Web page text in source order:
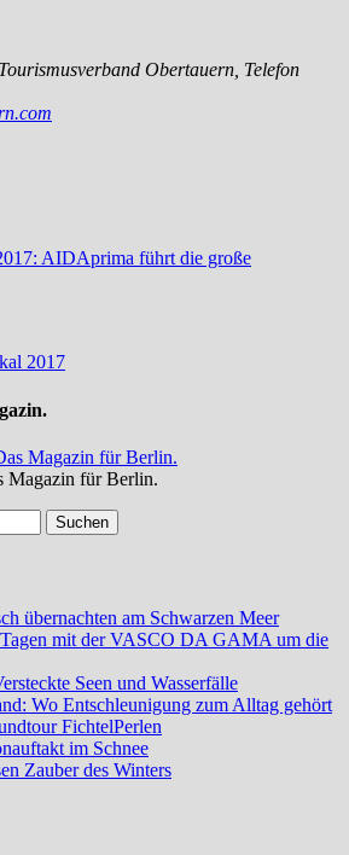
Obertauern, Telefon
AIDAprima führt die große
2017
Magazin für Berlin.
übernachten am Schwarzen Meer
mit der VASCO DA GAMA um die
Seen und Wasserfälle
Wo Entschleunigung zum Alltag gehört
FichtelPerlen
im Schnee
Zauber des Winters